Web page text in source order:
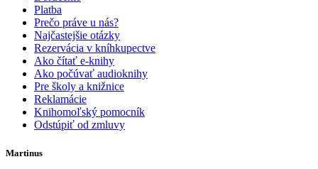
Platba
Prečo práve u nás?
Najčastejšie otázky
Rezervácia v kníhkupectve
Ako čítať e-knihy
Ako počúvať audioknihy
Pre školy a knižnice
Reklamácie
Knihomoľský pomocník
Odstúpiť od zmluvy
Martinus